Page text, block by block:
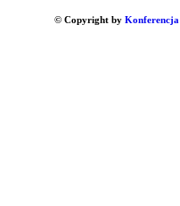
© Copyright by Konferencja